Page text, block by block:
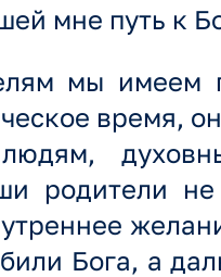
мне путь к
мы имеем
время,
родители
Бога, а